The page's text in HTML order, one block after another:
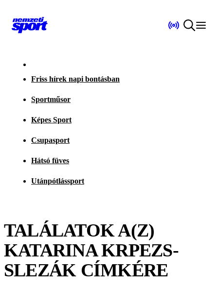
Friss hírek napi bontásban
Sportműsor
Képes Sport
Csupasport
Hátsó füves
Utánpótlássport
TALÁLATOK A(Z)
KATARINA KRPEZS-
SLEZÁKCÍMKÉRE